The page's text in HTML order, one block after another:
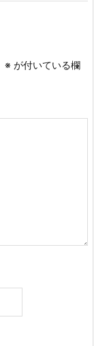
※ が付いている欄